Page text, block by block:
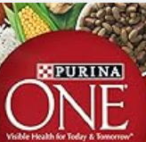
HUNDEFUTTER
PFERD
|
HYPOALLERGENES,
GETREIDEFREIES